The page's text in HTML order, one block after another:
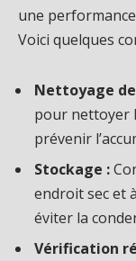
une
Voici quelques
Nettoyage
pour nettoyer
prévenir
Stockage :
endroit sec et
éviter la
Vérification